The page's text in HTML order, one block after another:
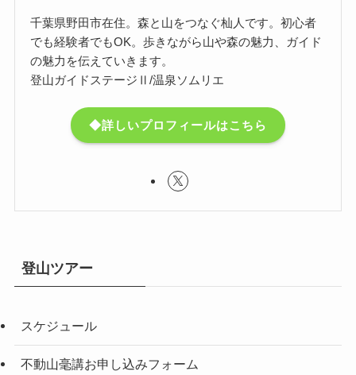
千葉県野田市在住。森と山をつなぐ杣人です。初心者
でも経験者でもOK。歩きながら山や森の魅力、ガイド
の魅力を伝えていきます。
登山ガイドステージⅡ/温泉ソムリエ
◆詳しいプロフィールはこちら
登山ツアー
スケジュール
不動山毫講お申し込みフォーム